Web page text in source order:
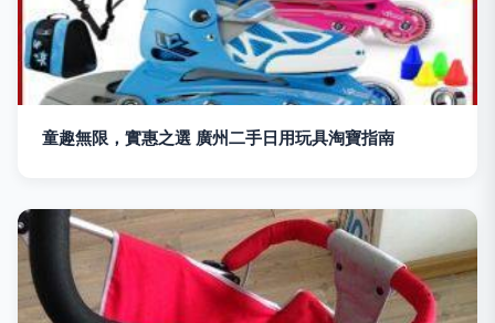
童趣無限，實惠之選 廣州二手日用玩具淘寶指南